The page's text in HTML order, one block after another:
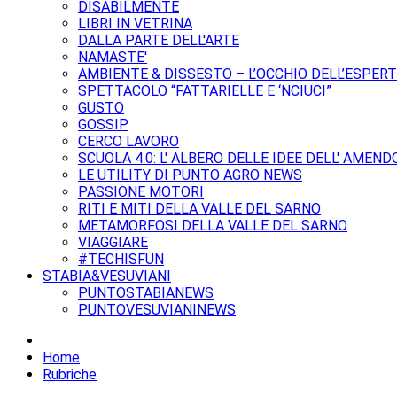
DISABILMENTE
LIBRI IN VETRINA
DALLA PARTE DELL'ARTE
NAMASTE'
AMBIENTE & DISSESTO – L’OCCHIO
SPETTACOLO “FATTARIELLE E ‘NCIUCI”
GUSTO
GOSSIP
CERCO LAVORO
SCUOLA 4.0: L' ALBERO DELLE IDEE DELL'
LE UTILITY DI PUNTO AGRO NEWS
PASSIONE MOTORI
RITI E MITI DELLA VALLE DEL SARNO
METAMORFOSI DELLA VALLE DEL SARNO
VIAGGIARE
#TECHISFUN
STABIA&VESUVIANI
PUNTOSTABIANEWS
PUNTOVESUVIANINEWS
Home
Rubriche